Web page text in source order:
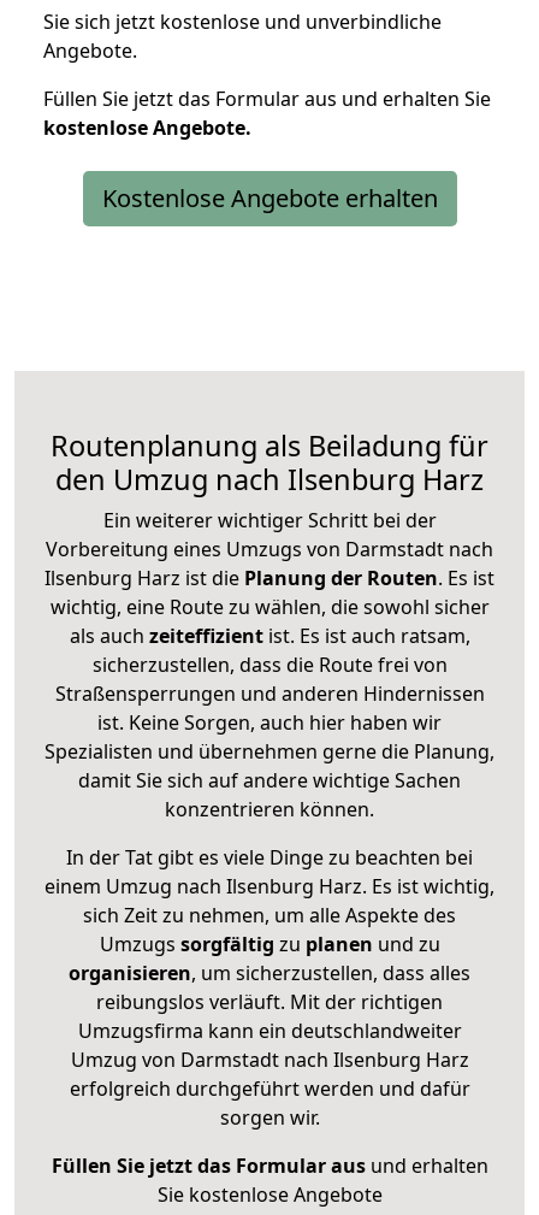
Sie sich jetzt kostenlose und unverbindliche
Angebote.
Füllen Sie jetzt das Formular aus und erhalten Sie
kostenloseAngebote.
Kostenlose Angebote erhalten
Routenplanung als Beiladung für
den Umzug nach Ilsenburg Harz
Ein weiterer wichtiger Schritt bei der
Vorbereitung eines Umzugs von Darmstadt nach
Ilsenburg Harz ist die Planung der Routen. Es ist
wichtig, eine Route zu wählen, die sowohl sicher
als auch zeiteffizientist. Es ist auch ratsam,
sicherzustellen, dass die Route frei von
Straßensperrungen und anderen Hindernissen
ist. Keine Sorgen, auch hier haben wir
Spezialisten und übernehmen gerne die Planung,
damit Sie sich auf andere wichtige Sachen
konzentrieren können.
In der Tat gibt es viele Dinge zu beachten bei
einem Umzug nach Ilsenburg Harz. Es ist wichtig,
sich Zeit zu nehmen, um alle Aspekte des
Umzugs sorgfältig zu planen und zu
organisieren, um sicherzustellen, dass alles
reibungslos verläuft. Mit der richtigen
Umzugsfirma kann ein deutschlandweiter
Umzug von Darmstadt nach Ilsenburg Harz
erfolgreich durchgeführt werden und dafür
sorgen wir.
Füllen Sie jetzt das Formular ausund erhalten
Sie kostenlose Angebote